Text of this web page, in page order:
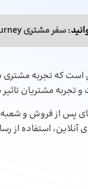
:سفر مشتری
است که تجربه
و تجربه مشتریان
پس از فروش و
آنلاین، استفاده از